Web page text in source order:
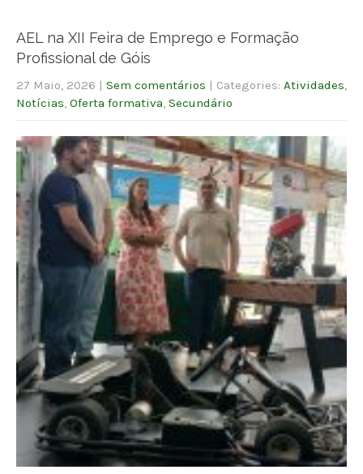
AEL na XII Feira de Emprego e Formação
Profissional de Góis
27 Maio, 2026 | Sem comentários | Categories: Atividades
Notícias Oferta formativa Secundário